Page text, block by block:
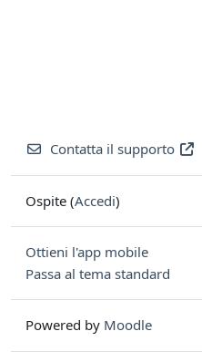
Contatta il supporto
Ospite (Accedi)
Ottieni l'app mobile
Passa al tema standard
Powered by Moodle